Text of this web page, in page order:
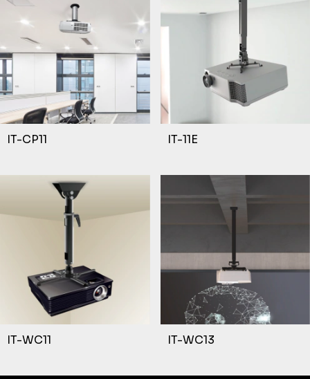
IT-CP11 IT-11E
IT-WC11 IT-WC13